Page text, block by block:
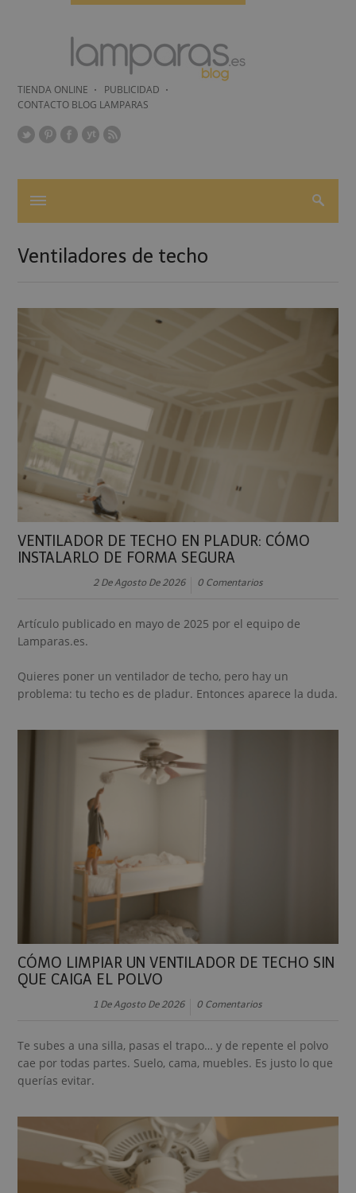
TIENDA ONLINE
PUBLICIDAD
CONTACTO BLOG LAMPARAS
Ventiladores de techo
VENTILADOR DE TECHO EN PLADUR: CÓMO
INSTALARLO DE FORMA SEGURA
2 De Agosto De 2026 0 Comentarios
Artículo publicado en mayo de 2025 por el equipo de
Lamparas.es.
Quieres poner un ventilador de techo, pero hay un
problema: tu techo es de pladur. Entonces aparece la duda.
CÓMO LIMPIAR UN VENTILADOR DE TECHO SIN
QUE CAIGA EL POLVO
1 De Agosto De 2026 0 Comentarios
Te subes a una silla, pasas el trapo… y de repente el polvo
cae por todas partes. Suelo, cama, muebles. Es justo lo que
querías evitar.